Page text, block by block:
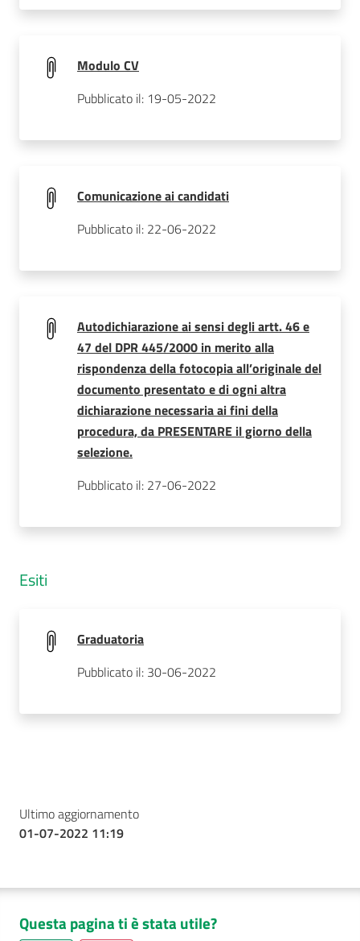
Modulo CV
Pubblicato il: 19-05-2022
Comunicazione ai candidati
Pubblicato il: 22-06-2022
Autodichiarazione ai sensi degli artt. 46 e
47 del DPR 445/2000 in merito alla
rispondenza della fotocopia all’originale del
documento presentato e di ogni altra
dichiarazione necessaria ai fini della
procedura, da PRESENTARE il giorno della
selezione.
Pubblicato il: 27-06-2022
Esiti
Graduatoria
Pubblicato il: 30-06-2022
Ultimo aggiornamento
01-07-2022 11:19
Questa pagina ti è stata utile?